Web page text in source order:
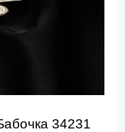
34231